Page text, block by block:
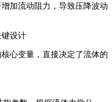
加流动阻力，导致压降波动
设计
心变量，直接决定了流体的